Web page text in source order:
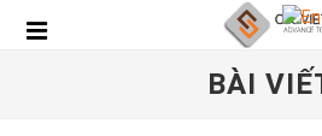
BÀI